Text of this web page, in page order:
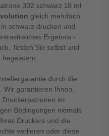
302 schwarz 18 ml
gleich mehrfach.
schwarz drucken und
Ergebnis -
Testen Sie selbst und
durch die
garantieren Ihnen,
Druckerpatronen im
Bedingungen niemals
Druckers und die
verlieren oder diese